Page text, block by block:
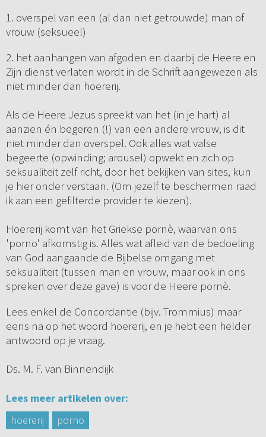
1. overspel van een (al dan niet getrouwde) man of
vrouw (seksueel)
2. het aanhangen van afgoden en daarbij de Heere en
Zijn dienst verlaten wordt in de Schrift aangewezen als
niet minder dan hoererij.
Als de Heere Jezus spreekt van het (in je hart) al
aanzien én begeren (!) van een andere vrouw, is dit
niet minder dan overspel. Ook alles wat valse
begeerte (opwinding; arousel) opwekt en zich op
seksualiteit zelf richt, door het bekijken van sites, kun
je hier onder verstaan. (Om jezelf te beschermen raad
ik aan een gefilterde provider te kiezen).
Hoererij komt van het Griekse pornè, waarvan ons
'porno' afkomstig is. Alles wat afleid van de bedoeling
van God aangaande de Bijbelse omgang met
seksualiteit (tussen man en vrouw, maar ook in ons
spreken over deze gave) is voor de Heere pornè.
Lees enkel de Concordantie (bijv. Trommius) maar
eens na op het woord hoererij, en je hebt een helder
antwoord op je vraag.
Ds. M. F. van Binnendijk
Lees meer artikelen over:
hoererij
porno